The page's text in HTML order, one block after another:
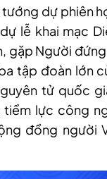
dự phiên
lễ khai mạc
gặp Người
tập đoàn lớn
tử quốc
tiềm lực công
đồng người